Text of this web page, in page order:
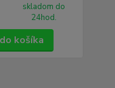
skladom do
24hod.
košíka